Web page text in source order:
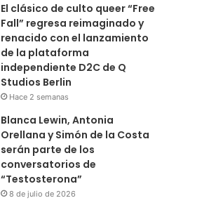
El clásico de culto queer “Free
Fall” regresa reimaginado y
renacido con el lanzamiento
de la plataforma
independiente D2C de Q
Studios Berlin
Hace 2 semanas
Blanca Lewin, Antonia
Orellana y Simón de la Costa
serán parte de los
conversatorios de
“Testosterona”
8 de julio de 2026